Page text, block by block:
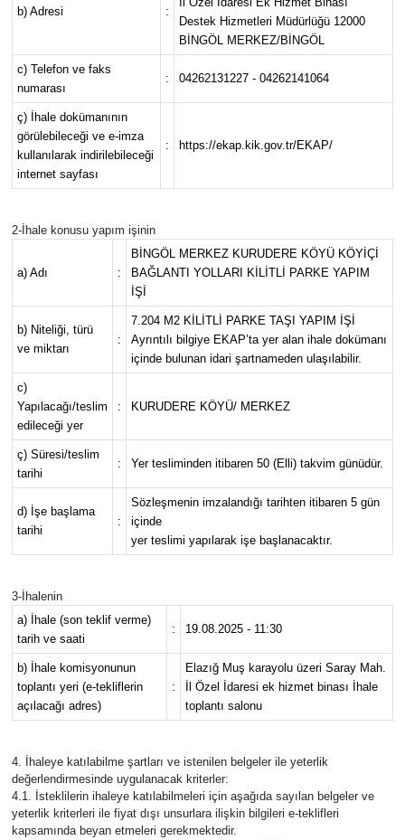
b) Adresi :
Destek Hizmetleri Müdürlüğü 12000
BİNGÖL MERKEZ/BİNGÖL
c) Telefon ve faks
numarası
: 04262131227 - 04262141064
ç) İhale dokümanının
görülebileceği ve e-imza
kullanılarak indirilebileceği
internet sayfası
: https://ekap.kik.gov.tr/EKAP/
2-İhale konusu yapım işinin
a) Adı :
BİNGÖL MERKEZ KURUDERE KÖYÜ KÖYİÇİ
BAĞLANTI YOLLARI KİLİTLİ PARKE YAPIM
İŞİ
b) Niteliği, türü
ve miktarı
:
7.204 M2 KİLİTLİ PARKE TAŞI YAPIM İŞİ
Ayrıntılı bilgiye EKAP’ta yer alan ihale dokümanı
içinde bulunan idari şartnameden ulaşılabilir.
c)
Yapılacağı/teslim
edileceği yer
: KURUDERE KÖYÜ/ MERKEZ
ç) Süresi/teslim
tarihi
: Yer tesliminden itibaren 50 (Elli) takvim günüdür.
d) İşe başlama
tarihi
:
Sözleşmenin imzalandığı tarihten itibaren 5 gün
içinde
yer teslimi yapılarak işe başlanacaktır.
3-İhalenin
a) İhale (son teklif verme)
tarih ve saati
: 19.08.2025 - 11:30
b) İhale komisyonunun
toplantı yeri (e-tekliflerin
açılacağı adres)
:
Elazığ Muş karayolu üzeri Saray Mah.
İl Özel İdaresi ek hizmet binası İhale
toplantı salonu
4. İhaleye katılabilme şartları ve istenilen belgeler ile yeterlik
değerlendirmesinde uygulanacak kriterler:
4.1. İsteklilerin ihaleye katılabilmeleri için aşağıda sayılan belgeler ve
yeterlik kriterleri ile fiyat dışı unsurlara ilişkin bilgileri e-teklifleri
kapsamında beyan etmeleri gerekmektedir.
RESMİ İLANLAR
SAĞLIK
SİYASET
SOLHAN
YAYLADERE